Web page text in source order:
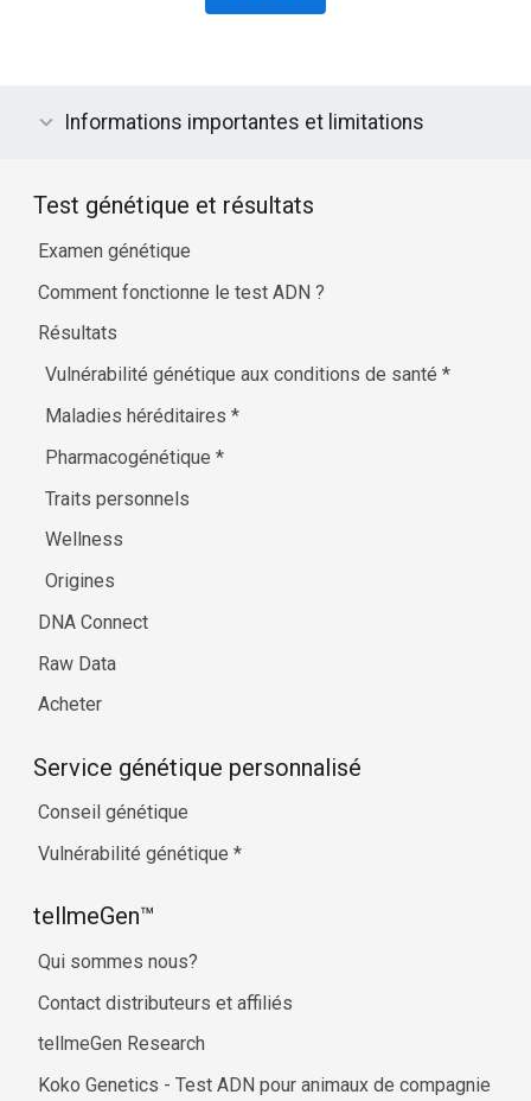
Informations importantes et limitations
Test génétique et résultats
Examen génétique
Comment fonctionne le test ADN ?
Résultats
Vulnérabilité génétique aux conditions de santé*
Maladies héréditaires*
Pharmacogénétique*
Traits personnels
Wellness
Origines
DNA Connect
Raw Data
Acheter
Service génétique personnalisé
Conseil génétique
Vulnérabilité génétique *
tellmeGen™
Qui sommes nous?
Contact distributeurs et affiliés
tellmeGen Research
Koko Genetics - Test ADN pour animaux de compagnie